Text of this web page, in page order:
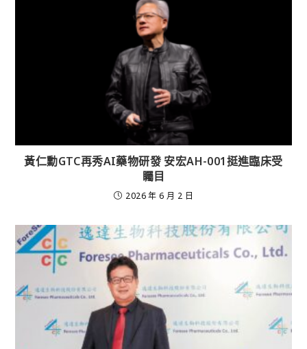
黃仁勳GTC再秀AI藥物研發 安宏AH-001挺進臨床受
矚目
2026 年 6 月 2 日